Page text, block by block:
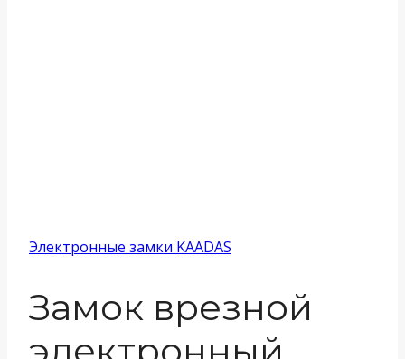
Электронные замки KAADAS
Замок врезной